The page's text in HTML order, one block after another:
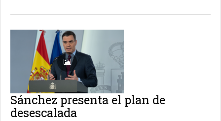
Sánchez presenta el plan de
desescalada